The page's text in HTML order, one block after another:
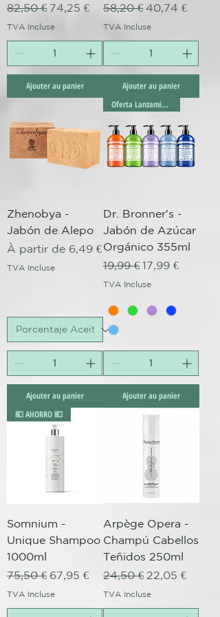
Prix original
82,50 € Prix promotionnel
74,25 €
TVA Incluse
Ajouter au panier
Prix original
58,20 € Prix
40,74 €
TVA Incluse
Ajouter au panier
Zhenobya -
Jabón de Alepo
À partir de 6,49 €
Prix promotionnel
TVA Incluse
Ajouter au panier
Oferta Lanzamiento!
Dr. Bronner's -
Jabón de Azúcar
Orgánico 355ml
Prix original
19,99 € Prix
17,99 €
TVA Incluse
Ajouter au panier
💶 AHORRO 💶
Somnium -
Unique Shampoo
1000ml
Prix original
75,50 € Prix promotionnel
67,95 €
TVA Incluse
Arpège Opera -
Champú Cabellos
Teñidos 250ml
Prix original
24,50 € Prix
22,05 €
TVA Incluse